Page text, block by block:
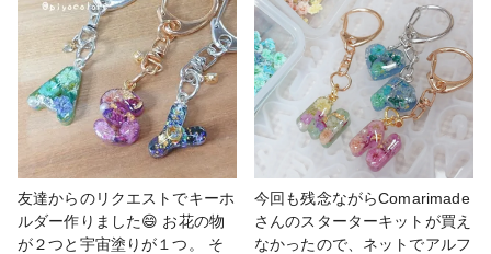
ールド #こまりっこ
友達からのリクエストでキーホ
ルダー作りました😄 お花の物
が２つと宇宙塗りが１つ。 そ
今回も残念ながらComarimade
さんのスターターキットが買え
なかったので、ネットでアルフ